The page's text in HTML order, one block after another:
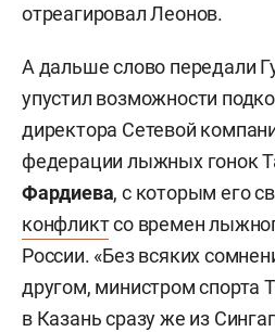
отреагировал Леонов.
А дальше слово передали
упустил возможности
директора Сетевой
федерации лыжных гонок
Фардиева, с которым его
конфликтсо времен
России. «Без всяких
другом, министром спорта
в Казань сразу же из